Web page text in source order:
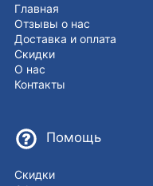
Главная
Отзывы о нас
Доставка и оплата
Скидки
О нас
Контакты
Помощь
Скидки